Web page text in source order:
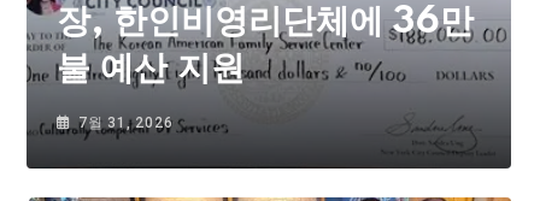
장, 한인비영리단체에 36만
불 예산 지원
7월 31, 2026